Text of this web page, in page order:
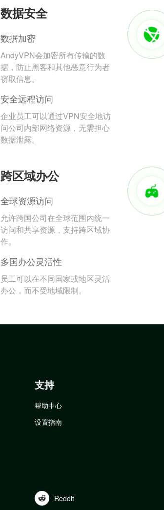
数据安全
数据加密
AndyVPN会加密所有传输的数
据，防止黑客和其他恶意行为者
窃取信息。
安全远程访问
企业员工可以通过VPN安全地访
问公司内部网络资源，无需担心
数据泄露。
跨区域办公
全球资源访问
允许跨国公司在全球范围内统一
访问和共享资源，支持跨区域协
作。
多国办公灵活性
员工可以在不同国家或地区灵活
办公，而不受地域限制。
支持
帮助中心
设置指南
Reddit